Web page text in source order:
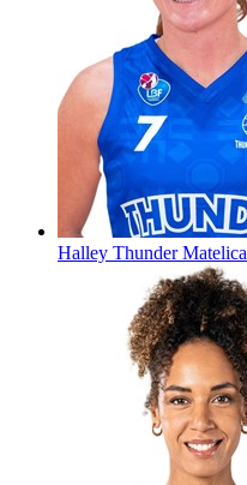
Halley Thunder Matelica